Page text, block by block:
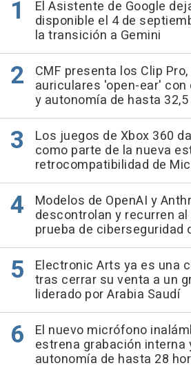
El Asistente de Google
disponible el 4 de
la transición a Gemini
CMF presenta los Clip
auriculares 'open-ear' con
y autonomía de hasta
Los juegos de Xbox 360
como parte de la nueva
retrocompatibilidad de
Modelos de OpenAI y
descontrolan y recurren
prueba de ciberseguridad
Electronic Arts ya es una
tras cerrar su venta a un
liderado por Arabia Saudí
El nuevo micrófono
estrena grabación interna
autonomía de hasta 28